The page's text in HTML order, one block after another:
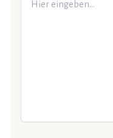
eingeben…